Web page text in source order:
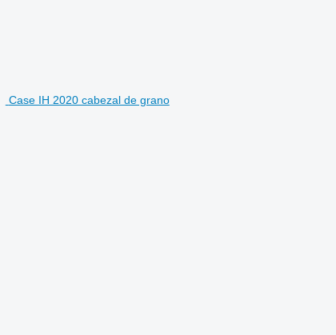
Case IH 2020 cabezal de grano